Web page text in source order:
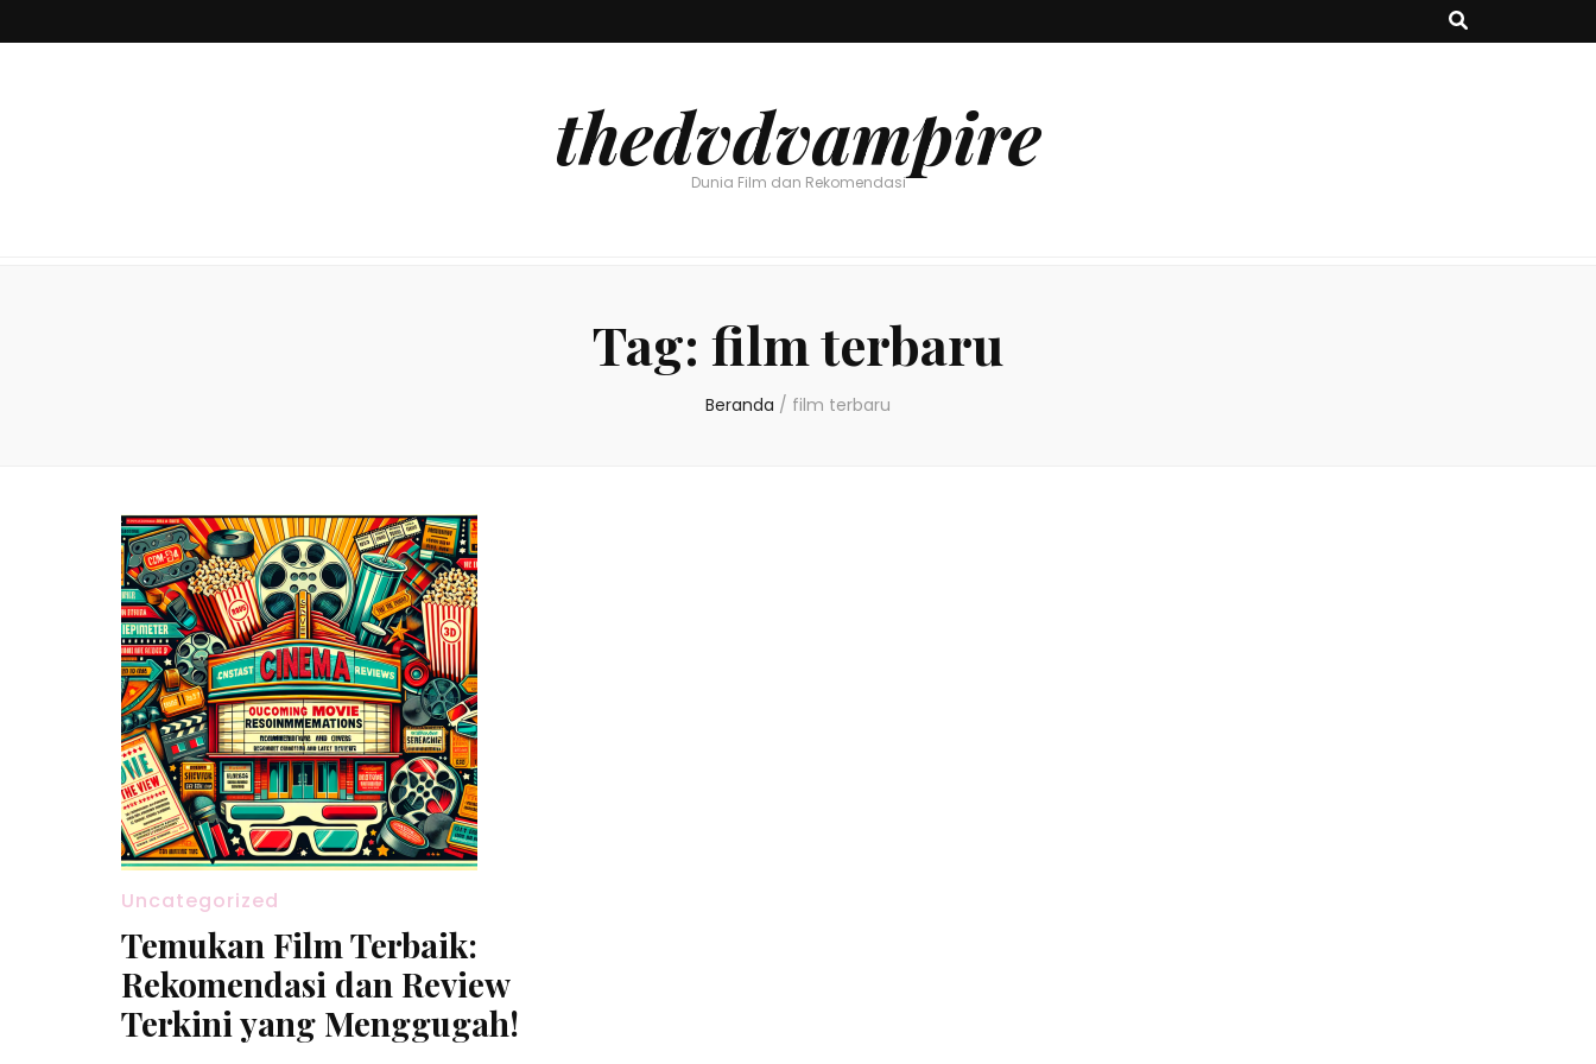
thedvdvampire
Dunia Film dan Rekomendasi
Tag: film terbaru
Beranda / film terbaru
Uncategorized
Temukan Film Terbaik:
Rekomendasi dan Review
Terkini yang Menggugah!